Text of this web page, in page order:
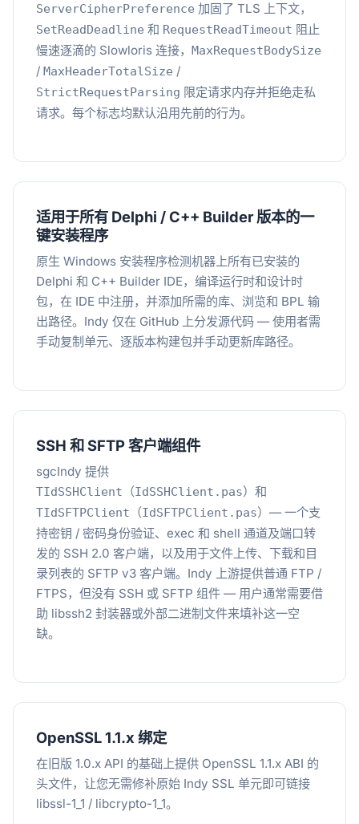
ServerCipherPreference 加固了 TLS 上下文，
SetReadDeadline 和 RequestReadTimeout 阻止
慢速逐滴的 Slowloris 连接， MaxRequestBodySize
/ MaxHeaderTotalSize /
StrictRequestParsing 限定请求内存并拒绝走私
请求。每个标志均默认沿用先前的行为。
适用于所有 Delphi / C++ Builder 版本的一
键安装程序
原生 Windows 安装程序检测机器上所有已安装的
Delphi 和 C++ Builder IDE，编译运行时和设计时
包，在 IDE 中注册，并添加所需的库、浏览和 BPL 输
出路径。Indy 仅在 GitHub 上分发源代码 — 使用者需
手动复制单元、逐版本构建包并手动更新库路径。
SSH 和 SFTP 客户端组件
sgcIndy 提供
TIdSSHClient （IdSSHClient.pas）和
TIdSFTPClient （IdSFTPClient.pas）— 一个支
持密钥 / 密码身份验证、exec 和 shell 通道及端口转
发的 SSH 2.0 客户端，以及用于文件上传、下载和目
录列表的 SFTP v3 客户端。Indy 上游提供普通 FTP /
FTPS，但没有 SSH 或 SFTP 组件 — 用户通常需要借
助 libssh2 封装器或外部二进制文件来填补这一空
缺。
OpenSSL 1.1.x 绑定
在旧版 1.0.x API 的基础上提供 OpenSSL 1.1.x ABI 的
头文件，让您无需修补原始 Indy SSL 单元即可链接
libssl-1_1 / libcrypto-1_1。